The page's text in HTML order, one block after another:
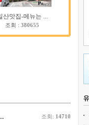
산맛집-메뉴는 ...
조회 : 380655
조회: 14710